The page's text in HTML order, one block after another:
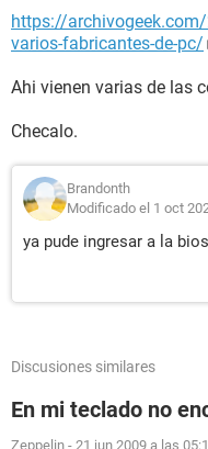
https://
varios-fabricantes-de-pc/
Ahi vienen varias de las
Checalo.
Brandonth
Modificado el 1 oct
ya pude ingresar a la
Discusiones similares
En mi teclado no
Zeppelin - 21 jun 2009 a las